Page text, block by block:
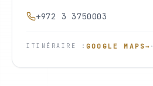
+972 3 3750003
ITINÉRAIRE : GOOGLE MAPS→ ·